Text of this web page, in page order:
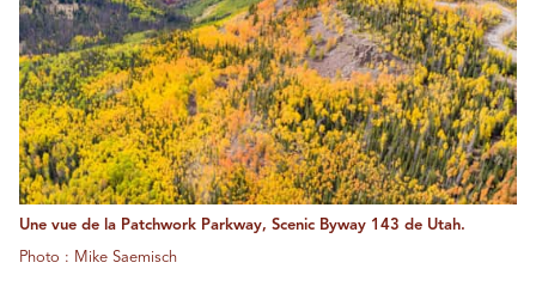
Une vue de la Patchwork Parkway, Scenic Byway 143 de Utah.
Photo : Mike Saemisch